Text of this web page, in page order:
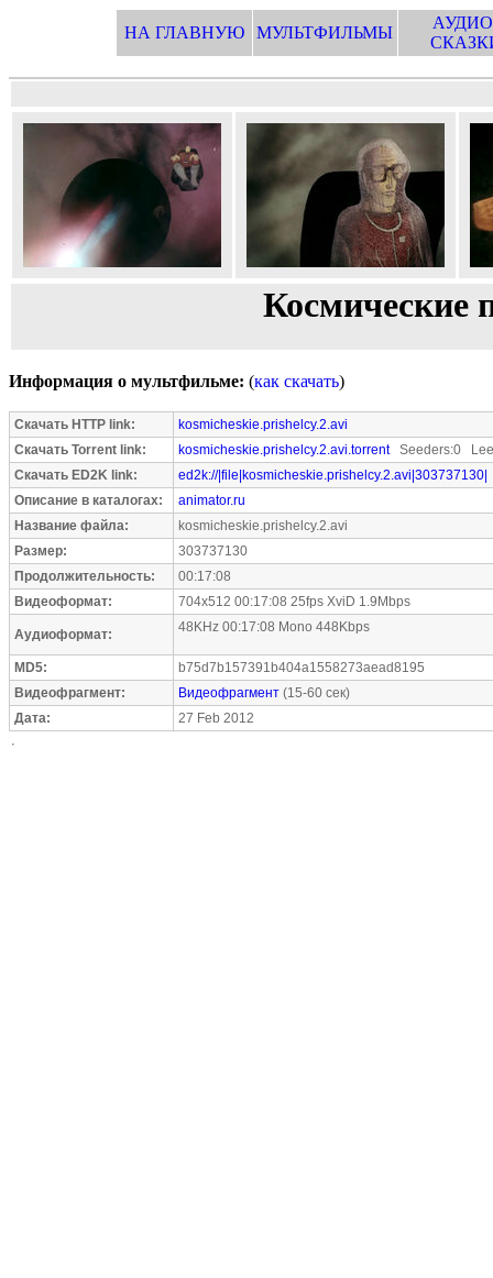
НА ГЛАВНУЮ МУЛЬТФИЛЬМЫ
Космические
Информация о мультфильме: (как скачать)
Скачать HTTP link:
kosmicheskie.prishelcy.2.avi
Скачать Torrent link:
kosmicheskie.prishelcy.2.avi.torrentSeeders:0
Скачать ED2K link:
ed2k://|file|kosmicheskie.prishelcy.2.avi|303737130|
Описание в каталогах:
animator.ru
Название файла:
kosmicheskie.prishelcy.2.avi
Размер:
303737130
Продолжительность:
00:17:08
Видеоформат:
704x512 00:17:08 25fps XviD 1.9Mbps
Аудиоформат: 48KHz 00:17:08 Mono 448Kbps
MD5:
b75d7b157391b404a1558273aead8195
Видеофрагмент:
Видеофрагмент (15-60 сек)
Дата:
27 Feb 2012